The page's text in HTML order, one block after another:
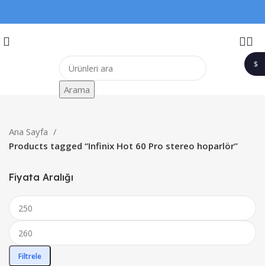
Arama
Ana Sayfa
Products tagged “Infinix Hot 60 Pro stereo hoparlör”
Fiyata Aralığı
Filtrele
$